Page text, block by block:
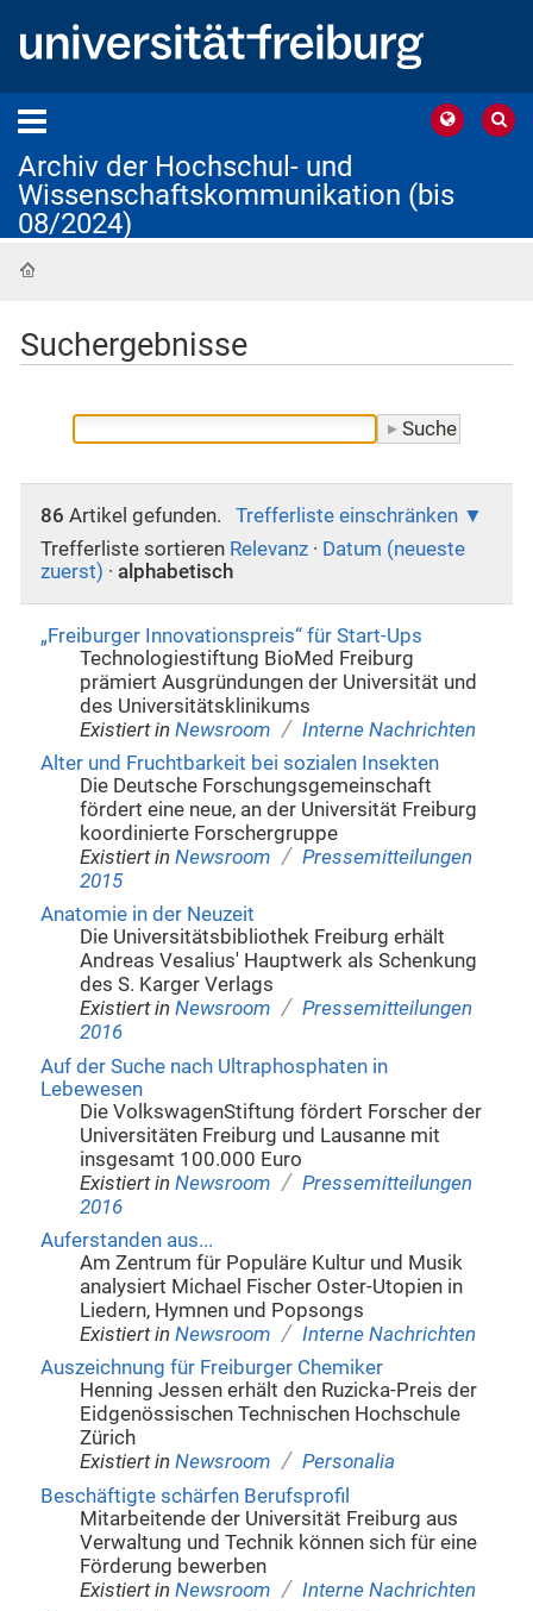
Archiv der Hochschul- und
Wissenschaftskommunikation (bis
08/2024)
Suchergebnisse
86 Artikel gefunden.
Trefferliste einschränken
Trefferliste sortieren Relevanz · Datum (neueste
zuerst) · alphabetisch
„Freiburger Innovationspreis“ für Start-Ups
Technologiestiftung BioMed Freiburg
prämiert Ausgründungen der Universität und
des Universitätsklinikums
Existiert in Newsroom / Interne Nachrichten
Alter und Fruchtbarkeit bei sozialen Insekten
Die Deutsche Forschungsgemeinschaft
fördert eine neue, an der Universität Freiburg
koordinierte Forschergruppe
Existiert in Newsroom / Pressemitteilungen
2015
Anatomie in der Neuzeit
Die Universitätsbibliothek Freiburg erhält
Andreas Vesalius' Hauptwerk als Schenkung
des S. Karger Verlags
Existiert in Newsroom / Pressemitteilungen
2016
Auf der Suche nach Ultraphosphaten in
Lebewesen
Die VolkswagenStiftung fördert Forscher der
Universitäten Freiburg und Lausanne mit
insgesamt 100.000 Euro
Existiert in Newsroom / Pressemitteilungen
2016
Auferstanden aus...
Am Zentrum für Populäre Kultur und Musik
analysiert Michael Fischer Oster-Utopien in
Liedern, Hymnen und Popsongs
Existiert in Newsroom / Interne Nachrichten
Auszeichnung für Freiburger Chemiker
Henning Jessen erhält den Ruzicka-Preis der
Eidgenössischen Technischen Hochschule
Zürich
Existiert in Newsroom / Personalia
Beschäftigte schärfen Berufsprofil
Mitarbeitende der Universität Freiburg aus
Verwaltung und Technik können sich für eine
Förderung bewerben
Existiert in Newsroom / Interne Nachrichten